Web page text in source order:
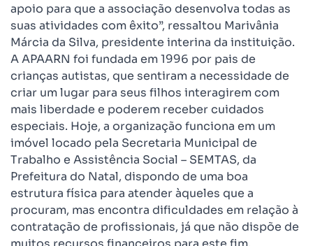
apoio para que a associação desenvolva todas as
suas atividades com êxito”, ressaltou Marivânia
Márcia da Silva, presidente interina da instituição.
A APAARN foi fundada em 1996 por pais de
crianças autistas, que sentiram a necessidade de
criar um lugar para seus filhos interagirem com
mais liberdade e poderem receber cuidados
especiais. Hoje, a organização funciona em um
imóvel locado pela Secretaria Municipal de
Trabalho e Assistência Social – SEMTAS, da
Prefeitura do Natal, dispondo de uma boa
estrutura física para atender àqueles que a
procuram, mas encontra dificuldades em relação à
contratação de profissionais, já que não dispõe de